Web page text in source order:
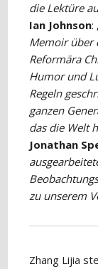
die Lektüre
Ian Johnson:
Memoir über
Reformära
Humor und
Regeln
ganzen
das die Welt
Jonathan
zu unserem
Zhang Lijia